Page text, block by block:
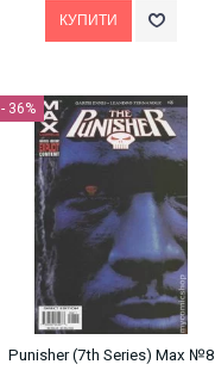
- 36%
Punisher (7th Series) Max №8